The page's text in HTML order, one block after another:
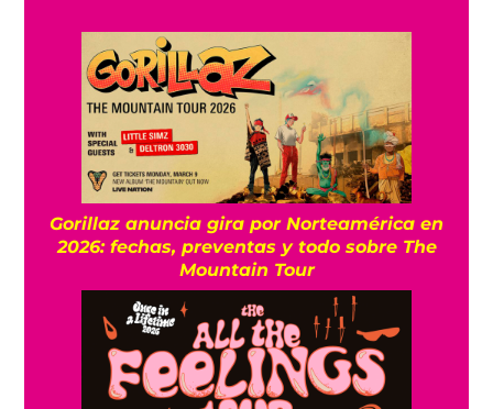
Gorillaz anuncia gira por Norteamérica en
2026: fechas, preventas y todo sobre The
Mountain Tour